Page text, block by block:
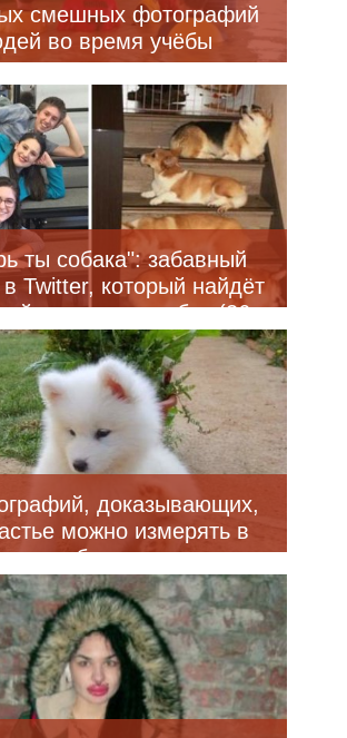
смешных фотографий
во время учёбы
ты собака": забавный
в Twitter, который найдёт
среди собак (26
фото)
доказывающих,
можно измерять в
собаках